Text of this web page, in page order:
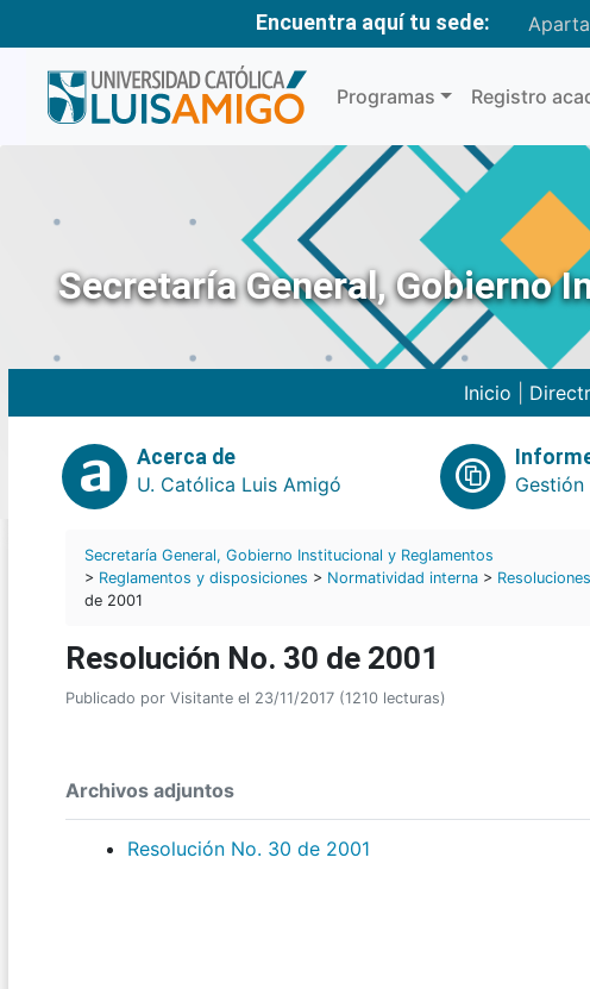
Encuentra aquí tu sede:
Programas Registro
Secretaría General, Gobierno
Inicio
Acerca de
U. Católica Luis Amigó
Gestión
Secretaría General, Gobierno Institucional y Reglamentos
> Reglamentos y disposiciones > Normatividad interna >
de 2001
Resolución No. 30 de 2001
Publicado por Visitante el 23/11/2017 (1210 lecturas)
Archivos adjuntos
Resolución No. 30 de 2001